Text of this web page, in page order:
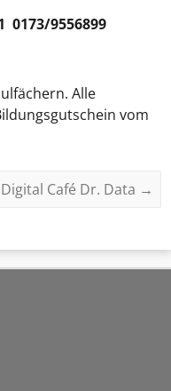
0173/9556899
Alle
vom
Digital Café Dr. Data →